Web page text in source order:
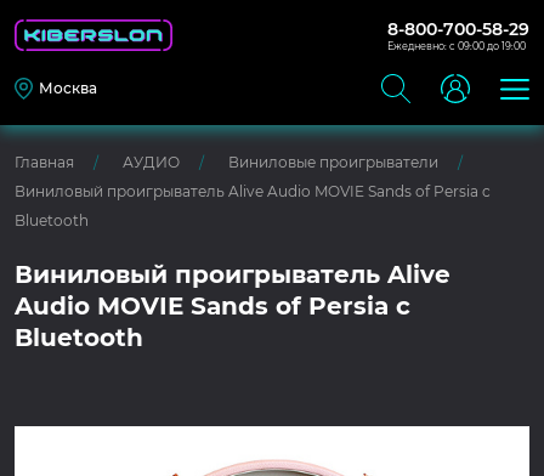
8-800-700-58-29
Ежедневно: с 09:00 до 19:00
Москва
Главная АУДИО
Виниловые проигрыватели
Виниловый проигрыватель Alive Audio MOVIE Sands of Persia c
Bluetooth
Виниловый проигрыватель Alive
Audio MOVIE Sands of Persia c
Bluetooth